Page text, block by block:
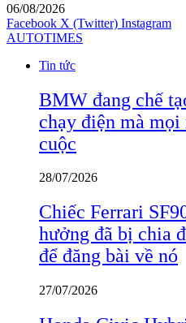
06/08/2026
Facebook X (Twitter) Instagram
AUTOTIMES
Tin tức
BMW đang chế
chạy điện mà
cuộc
28/07/2026
Chiếc Ferrari
hưởng đã bị chia
để đăng bài về nó
27/07/2026